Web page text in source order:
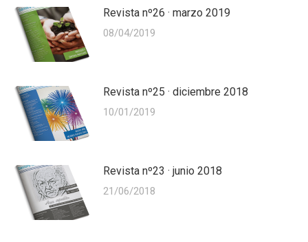
Revista nº26 · marzo 2019
08/04/2019
Revista nº25 · diciembre 2018
10/01/2019
Revista nº23 · junio 2018
21/06/2018